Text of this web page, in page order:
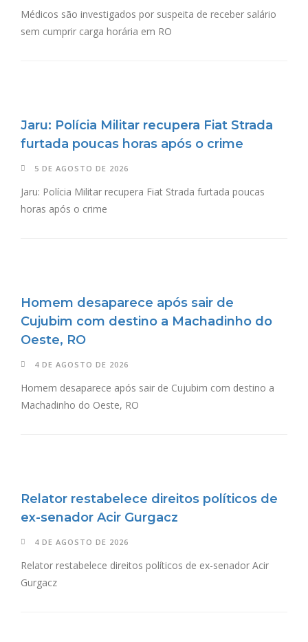
Médicos são investigados por suspeita de receber salário
sem cumprir carga horária em RO
Jaru: Polícia Militar recupera Fiat Strada
furtada poucas horas após o crime
5 DE AGOSTO DE 2026
Jaru: Polícia Militar recupera Fiat Strada furtada poucas
horas após o crime
Homem desaparece após sair de
Cujubim com destino a Machadinho do
Oeste, RO
4 DE AGOSTO DE 2026
Homem desaparece após sair de Cujubim com destino a
Machadinho do Oeste, RO
Relator restabelece direitos políticos de
ex-senador Acir Gurgacz
4 DE AGOSTO DE 2026
Relator restabelece direitos políticos de ex-senador Acir
Gurgacz